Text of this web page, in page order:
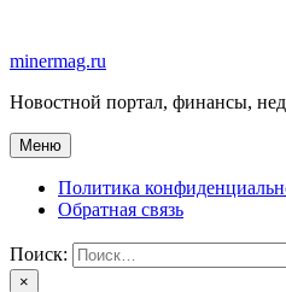
содержимому
minermag.ru
Новостной портал, финансы,
Меню
Политика
Обратная связь
Поиск:
×